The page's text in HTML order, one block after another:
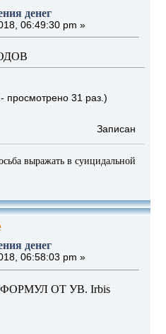
денег
06:49:30 pm »
просмотрено 31 раз.)
Записан
выражать в суицидальной
денег
06:58:03 pm »
ОТ УВ. Irbis